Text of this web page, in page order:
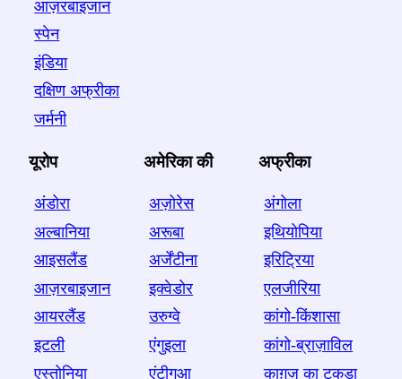
आज़रबाइजान
स्पेन
इंडिया
दक्षिण अफ्रीका
जर्मनी
यूरोप
अंडोरा
अल्बानिया
आइसलैंड
आज़रबाइजान
आयरलैंड
इटली
एस्तोनिया
अमेरिका की
अज़ोरेस
अरूबा
अर्जेंटीना
इक्वेडोर
उरुग्वे
एंगुइला
एंटीगुआ
अफ्रीका
अंगोला
इथियोपिया
इरिट्रिया
एलजीरिया
कांगो-किंशासा
कांगो-ब्राज़ाविल
काग़ज़ का टुकड़ा